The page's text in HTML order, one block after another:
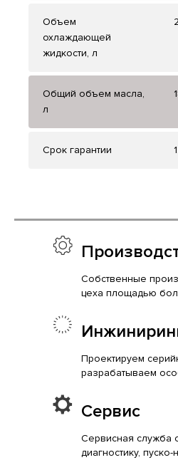
Объем
охлаждающей
жидкости, л
Общий объем масла,
л
Срок гарантии
Собственные
цеха площадью
Проектируем
разрабатываем
Сервис
Сервисная служба
диагностику,